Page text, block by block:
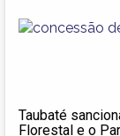
Taubaté
Florestal e o